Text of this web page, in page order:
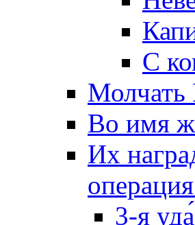
С
Молчать
Во имя
Их
3-я